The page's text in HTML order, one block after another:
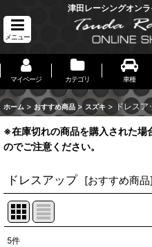
津田レーシングオン
メニュー
マイページ カテゴリ 車種
ホーム > おすすめ商品 > スズキ > ドレスア
※在庫切れの商品を購入された場
のでご注意ください。
ドレスアップ [おすすめ商品]
5件